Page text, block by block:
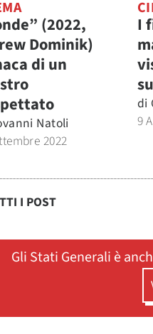
(2022,
Dominik)
di un
Natoli
2022
I
di
9
I POST
Gli Stati Generali è